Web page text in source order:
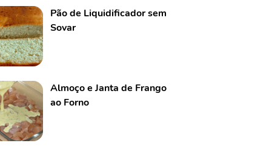
Pão de Liquidificador sem
Sovar
Almoço e Janta de Frango
ao Forno